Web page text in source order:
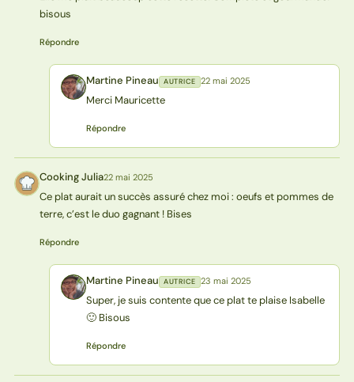
bisous
Répondre
MP Martine Pineau AUTRICE 22 mai 2025
Merci Mauricette
Répondre
CJ Cooking Julia22 mai 2025
Ce plat aurait un succès assuré chez moi : oeufs et pommes de
terre, c’est le duo gagnant ! Bises
Répondre
MP Martine Pineau AUTRICE 23 mai 2025
Super, je suis contente que ce plat te plaise Isabelle
🙂 Bisous
Répondre